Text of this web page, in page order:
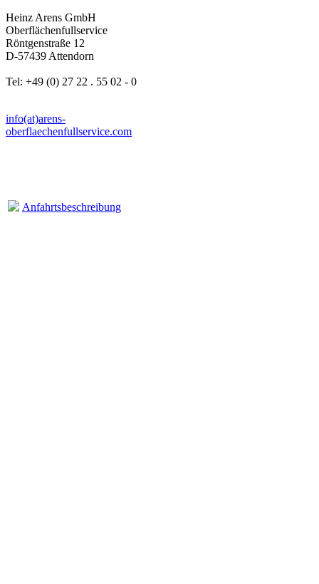
Heinz Arens GmbH
Oberflächenfullservice
Röntgenstraße 12
D-57439 Attendorn
Tel: +49 (0) 27 22 . 55 02 - 0
info(at)arens-
oberflaechenfullservice.com
Anfahrtsbeschreibung